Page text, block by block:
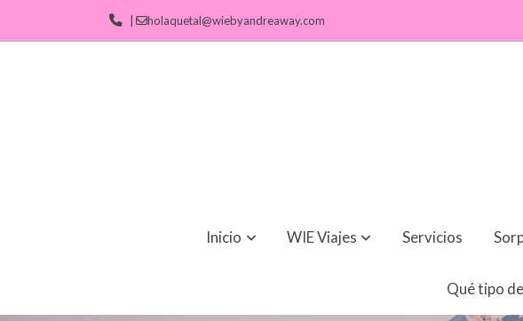
| holaquetal@wiebyandreaway.com
Inicio WIE Viajes Servicios
Qué tipo